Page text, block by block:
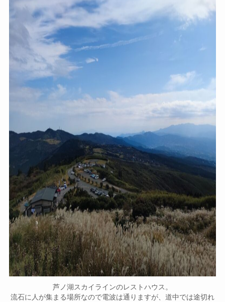
芦ノ湖スカイラインのレストハウス。
流石に人が集まる場所なので電波は通りますが、道中では途切れ